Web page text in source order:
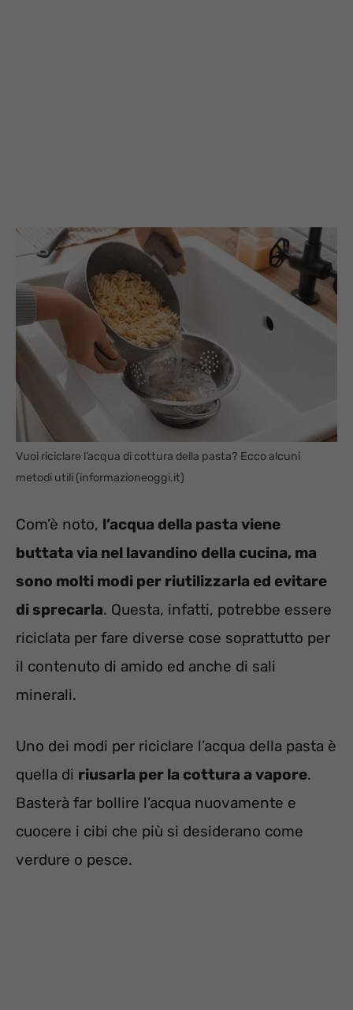
Vuoi riciclare l’acqua di cottura della pasta? Ecco alcuni
metodi utili (informazioneoggi.it)
Com’è noto, l’acqua della pasta viene
buttata via nel lavandino della cucina, ma
sono molti modi per riutilizzarla ed evitare
di sprecarla. Questa, infatti, potrebbe essere
riciclata per fare diverse cose soprattutto per
il contenuto di amido ed anche di sali
minerali.
Uno dei modi per riciclare l’acqua della pasta è
quella di riusarla per la cottura a vapore.
Basterà far bollire l’acqua nuovamente e
cuocere i cibi che più si desiderano come
verdure o pesce.